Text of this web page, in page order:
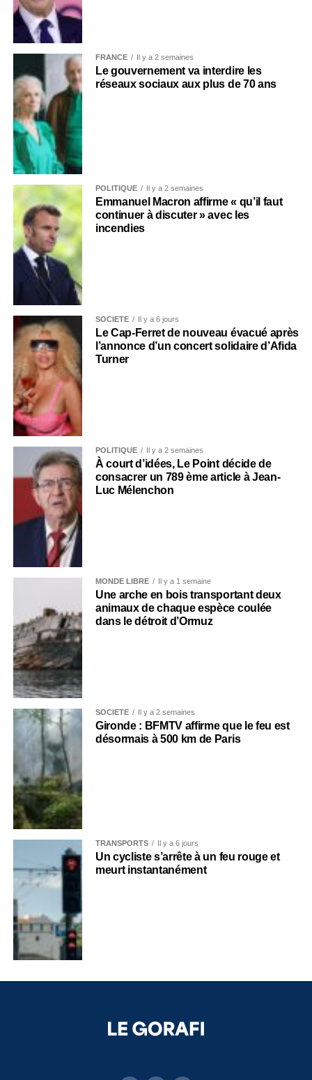
FRANCE Il y a 2 semaines
Le gouvernement va interdire les
réseaux sociaux aux plus de 70 ans
POLITIQUE Il y a 2 semaines
Emmanuel Macron affirme « qu’il faut
continuer à discuter » avec les
incendies
SOCIÉTÉ Il y a 6 jours
Le Cap-Ferret de nouveau évacué après
l’annonce d’un concert solidaire d’Afida
Turner
POLITIQUE Il y a 2 semaines
À court d’idées, Le Point décide de
consacrer un 789 ème article à Jean-
Luc Mélenchon
MONDE LIBRE Il y a 1 semaine
Une arche en bois transportant deux
animaux de chaque espèce coulée
dans le détroit d’Ormuz
SOCIÉTÉ Il y a 2 semaines
Gironde : BFMTV affirme que le feu est
désormais à 500 km de Paris
TRANSPORTS Il y a 6 jours
Un cycliste s’arrête à un feu rouge et
meurt instantanément